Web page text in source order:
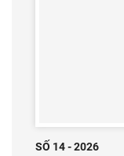
SỐ 14 - 2026